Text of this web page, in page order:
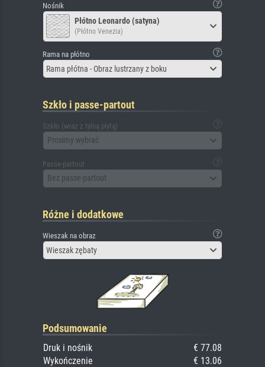
Nośnik
Płótno Leonardo (satyna)
(Płótno Venezia)
Rama na płótno
Rama płótna - Obraz lustrzany z boku
Szkło i passe-partout
Szkło (wraz z tylną płytą)
Prosimy wybrać
Passe-partout
Bez passe-partout
Różne i dodatkowe
Wieszak na obraz
Wieszak zębaty
Podsumowanie
Druk i nośnik
€ 77.08
Wykończenie
€ 13.06